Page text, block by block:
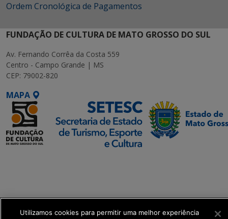
Ordem Cronológica de Pagamentos
FUNDAÇÃO DE CULTURA DE MATO GROSSO DO SUL
Av. Fernando Corrêa da Costa 559
Centro - Campo Grande | MS
CEP: 79002-820
MAPA
get_footer();
Utilizamos cookies para permitir uma melhor experiência